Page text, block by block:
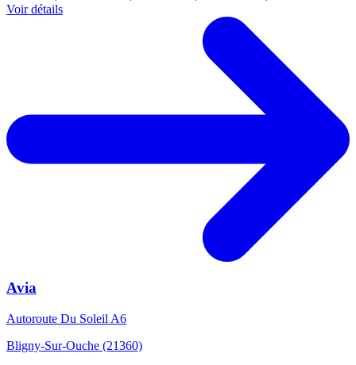
Voir détails
Avia
Autoroute Du Soleil A6
Bligny-Sur-Ouche (21360)